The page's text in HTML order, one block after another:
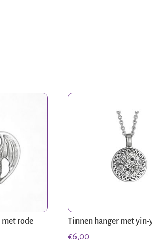
met rode
Tinnen hanger met yin-
€6,00